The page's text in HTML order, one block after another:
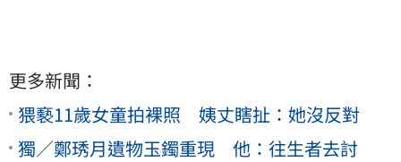
更多新聞：
猥褻11歲女童拍裸照 姨丈瞎扯：她沒反對
獨／鄭琇月遺物玉鐲重現 他：往生者去討